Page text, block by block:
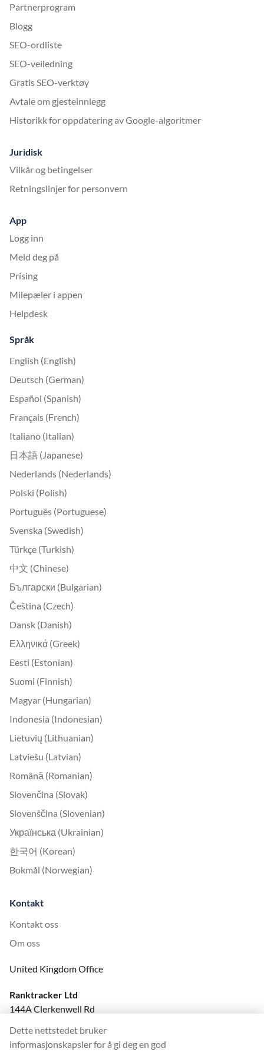
Partnerprogram
Blogg
SEO-ordliste
SEO-veiledning
Gratis SEO-verktøy
Avtale om gjesteinnlegg
Historikk for oppdatering av Google-algoritmer
Juridisk
Vilkår og betingelser
Retningslinjer for personvern
App
Logg inn
Meld deg på
Prising
Milepæler i appen
Helpdesk
Språk
English (English)
Deutsch (German)
Español (Spanish)
Français (French)
Italiano (Italian)
日本語 (Japanese)
Nederlands (Nederlands)
Polski (Polish)
Português (Portuguese)
Svenska (Swedish)
Türkçe (Turkish)
中文 (Chinese)
Български (Bulgarian)
Čeština (Czech)
Dansk (Danish)
Ελληνικά (Greek)
Eesti (Estonian)
Suomi (Finnish)
Magyar (Hungarian)
Indonesia (Indonesian)
Lietuvių (Lithuanian)
Latviešu (Latvian)
Română (Romanian)
Slovenčina (Slovak)
Slovenščina (Slovenian)
Українська (Ukrainian)
한국어 (Korean)
Bokmål (Norwegian)
Kontakt
Kontakt oss
Om oss
United Kingdom Office
Ranktracker Ltd
144A Clerkenwell Rd
Company No: 08820809
felix@ranktracker.com
Dette nettstedet bruker
informasjonskapsler for å gi deg en god